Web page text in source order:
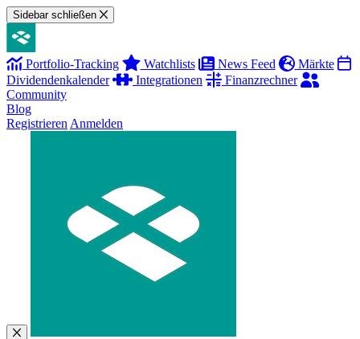
Sidebar schließen
Portfolio-Tracking Watchlists News Feed
Märkte
Dividendenkalender
Integrationen
Finanzrechner
Community
Blog
Registrieren Anmelden